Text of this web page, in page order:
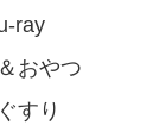
ray
おやつ
すり